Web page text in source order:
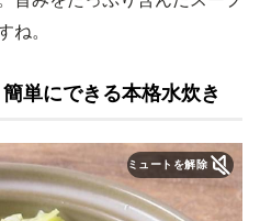
ね。
単にできる本格水炊き
ミュートを解除